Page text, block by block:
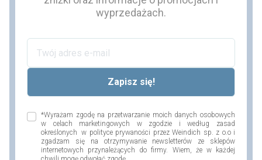
wyprzedażach.
*Wyrażam zgodę na przetwarzanie moich danych osobowych
w celach marketingowych w zgodzie i według zasad
określonych w polityce prywaności przez Weindich sp. z o.o i
zgadzam się na otrzymywanie newsletterów ze sklepów
internetowych przynależących do firmy. Wiem, że w każdej